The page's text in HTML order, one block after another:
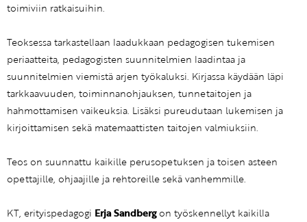
toimiviin ratkaisuihin.
Teoksessa tarkastellaan laadukkaan pedagogisen tukemisen
periaatteita, pedagogisten suunnitelmien laadintaa ja
suunnitelmien viemistä arjen työkaluksi. Kirjassa käydään läpi
tarkkaavuuden, toiminnanohjauksen, tunnetaitojen ja
hahmottamisen vaikeuksia. Lisäksi pureudutaan lukemisen ja
kirjoittamisen sekä matemaattisten taitojen valmiuksiin.
Teos on suunnattu kaikille perusopetuksen ja toisen asteen
opettajille, ohjaajille ja rehtoreille sekä vanhemmille.
KT, erityispedagogi Erja Sandbergon työskennellyt kaikilla